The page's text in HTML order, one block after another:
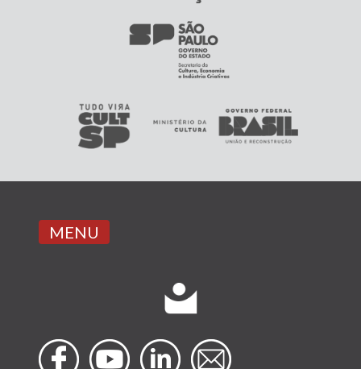
MENU